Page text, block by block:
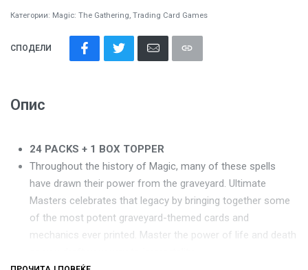
Категории: Magic: Тhe Gathering, Trading Card Games
СПОДЕЛИ
Опис
24 PACKS + 1 BOX TOPPER
Throughout the history of Magic, many of these spells
have drawn their power from the graveyard. Ultimate
Masters celebrates that legacy by bringing together some
of the most potent graveyard-themed cards and
mechanics ever printed. Master the power of life and death